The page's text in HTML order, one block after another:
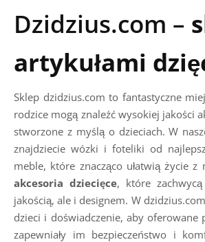
Dzidzius.com –
artykułami
Sklep dzidzius.com to fantastyczne
rodzice mogą znaleźć wysokiej jakości
stworzone z myślą o dzieciach. W
znajdziecie wózki i foteliki od
meble, które znacząco ułatwią życie z
akcesoria dziecięce, które
jakością, ale i designem. W
dzieci i doświadczenie, aby oferowane
zapewniały im bezpieczeństwo i